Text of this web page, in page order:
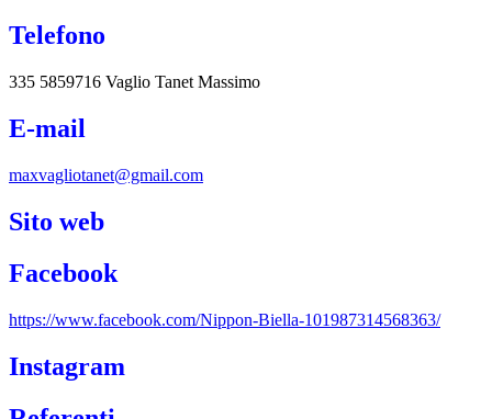
Telefono
335 5859716 Vaglio Tanet Massimo
E-mail
maxvagliotanet@gmail.com
Sito web
Facebook
https://www.facebook.com/Nippon-Biella-101987314568363/
Instagram